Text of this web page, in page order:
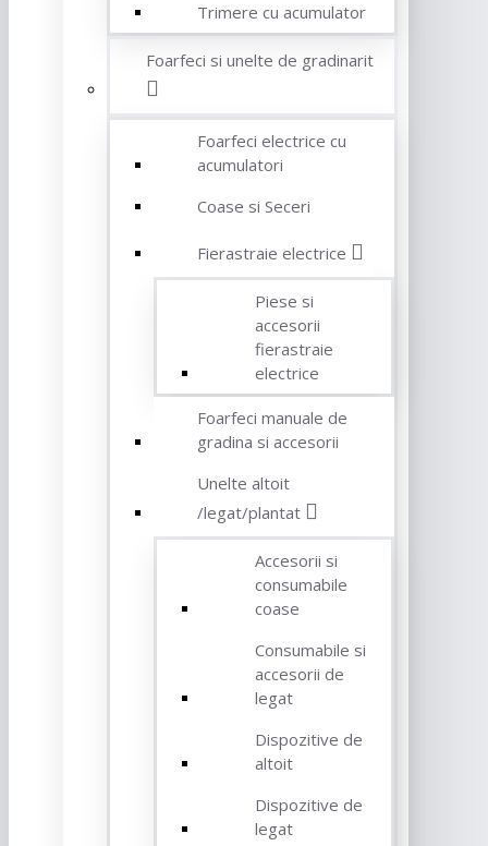
Trimere cu acumulator
Foarfeci si unelte de gradinarit
Foarfeci electrice cu
acumulatori
Coase si Seceri
Fierastraie electrice
Piese si
accesorii
fierastraie
electrice
Foarfeci manuale de
gradina si accesorii
Unelte altoit
/legat/plantat
Accesorii si
consumabile
coase
Consumabile si
accesorii de
legat
Dispozitive de
altoit
Dispozitive de
legat